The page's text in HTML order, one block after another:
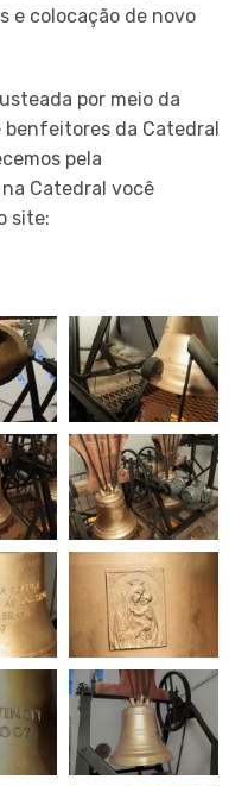
e colocação de novo
por meio da
da Catedral
pela
Catedral você
site: